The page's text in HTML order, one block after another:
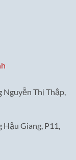
Thị Thập,
Giang, P11,